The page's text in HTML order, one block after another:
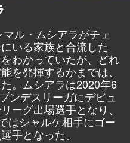
ル・ムシアラがチェ
いる家族と合流した
わかっていたが、どれ
を発揮するかまでは、
。ムシアラは2020年6
ンデスリーガにデビュ
ーグ出場選手となり、
はシャルケ相手にゴー
手となった。